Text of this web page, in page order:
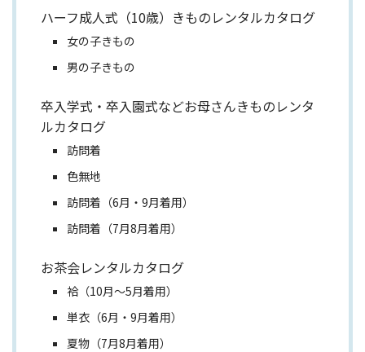
ハーフ成人式（10歳）きものレンタルカタログ
女の子きもの
男の子きもの
卒入学式・卒入園式などお母さんきものレンタ
ルカタログ
訪問着
色無地
訪問着（6月・9月着用）
訪問着（7月8月着用）
お茶会レンタルカタログ
袷（10月～5月着用）
単衣（6月・9月着用）
夏物（7月8月着用）